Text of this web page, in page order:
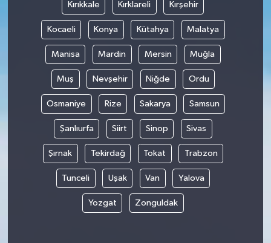
Kırıkkale Kırklareli Kırşehir
Kocaeli Konya Kütahya Malatya
Manisa Mardin Mersin Muğla
Muş Nevşehir Niğde Ordu
Osmaniye Rize Sakarya Samsun
Şanlıurfa Siirt Sinop Sivas
Şırnak Tekirdağ Tokat Trabzon
Tunceli Uşak Van Yalova
Yozgat Zonguldak